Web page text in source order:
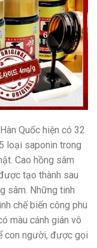
Quốc hiện có 32
loại saponin trong
Cao hồng sâm
tạo thành sau
sâm. Những tinh
chế biến công phu
màu cánh gián vô
con người, được gọi